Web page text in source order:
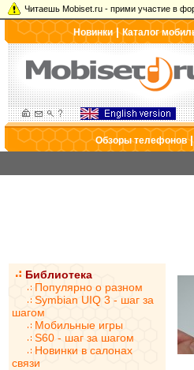
Читаешь Mobiset.ru - прими участие в
Новинки|Каталог
Обзоры телефонов
Библиотека
Популярно о разном
Symbian UIQ 3 - шаг за
шагом
Мобильные игры
S60 - шаг за шагом
Новинки в салонах
связи